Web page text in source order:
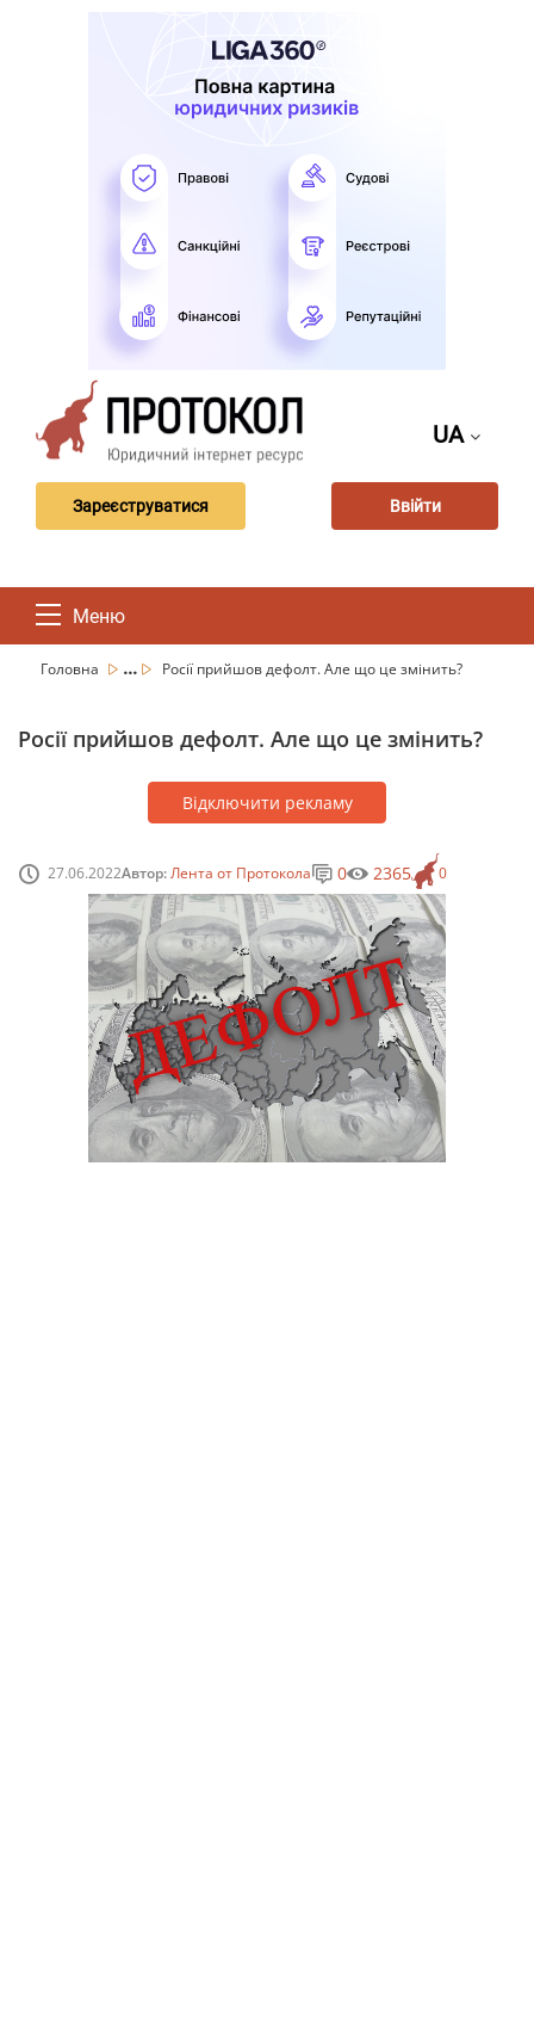
UA
Зареєструватися Ввійти
Меню
Головна ... Росії прийшов дефолт. Але що це змінить?
Росії прийшов дефолт. Але що це змінить?
Відключити рекламу
27.06.2022Автор:Лента от Протокола 0
0 2365